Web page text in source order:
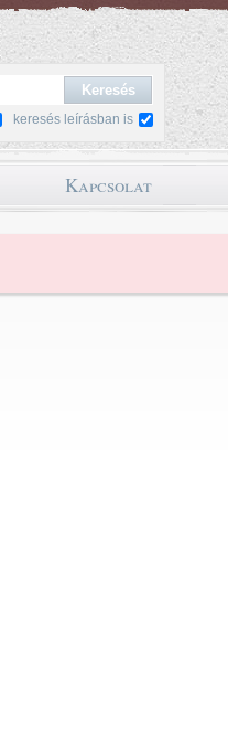
keresés leírásban is
Kapcsolat